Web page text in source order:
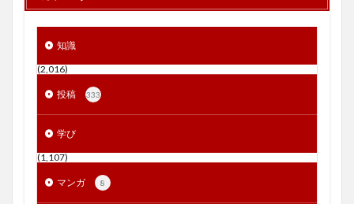
知識
(2,016)
投稿 333
学び
(1,107)
マンガ 8